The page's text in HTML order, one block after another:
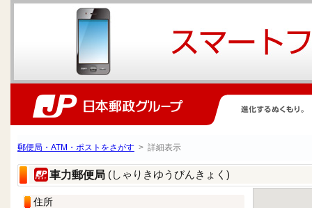
郵便局・ATM・ポストをさがす > 詳細表示
車力郵便局 (しゃりきゆうびんきょく)
住所